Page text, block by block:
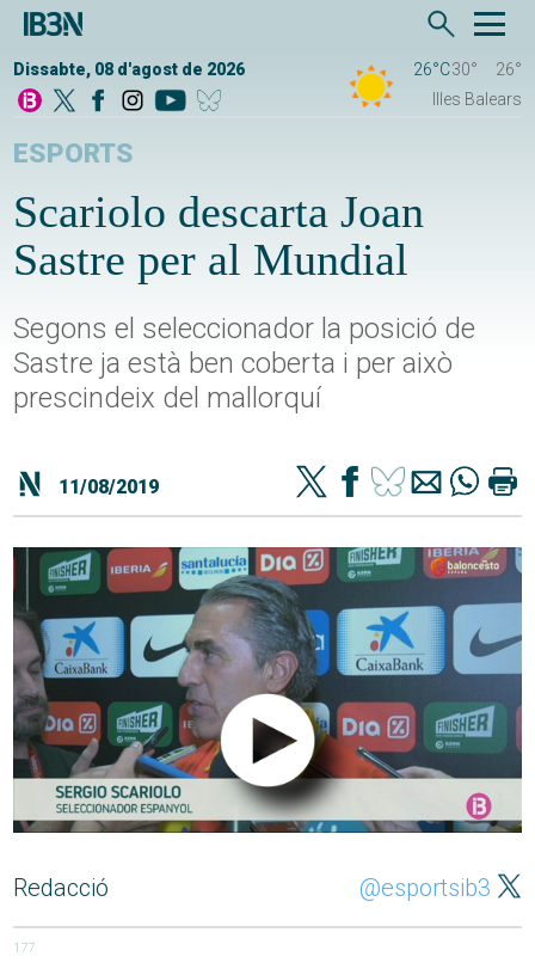
Dissabte, 08 d'agost de 2026 26°C30°
26°
Illes Balears
ESPORTS
Scariolo descarta Joan
Sastre per al Mundial
Segons el seleccionador la posició de
Sastre ja està ben coberta i per això
prescindeix del mallorquí
11/08/2019
Redacció @esportsib3
177